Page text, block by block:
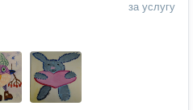
за услугу